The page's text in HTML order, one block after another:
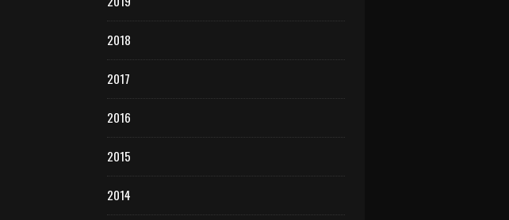
2018
2017
2016
2015
2014